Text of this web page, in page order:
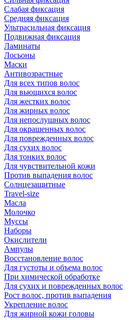
Слабая фиксация
Средняя фиксация
Ультрасильная фиксация
Подвижная фиксация
Ламинаты
Лосьоны
Маски
Антивозрастные
Для всех типов волос
Для вьющихся волос
Для жестких волос
Для жирных волос
Для непослушных волос
Для окрашенных волос
Для поврежденных волос
Для сухих волос
Для тонких волос
Для чувствительной кожи
Против выпадения волос
Солнцезащитные
Travel-size
Масла
Молочко
Муссы
Наборы
Окислители
Ампулы
Восстановление волос
Для густоты и объема волос
При химической обработке
Для сухих и поврежденных волос
Рост волос, против выпадения
Укрепление волос
Для жирной кожи головы